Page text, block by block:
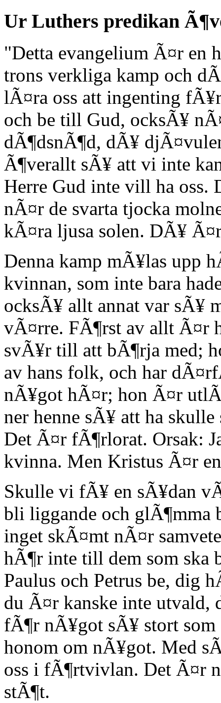
Ur Luthers predikan
"Detta evangelium Ã¤r en
trons verkliga kamp och
lÃ¤ra oss att ingenting
och be till Gud, ocksÃ¥
dÃ¶dsnÃ¶d, dÃ¥
Ã¶verallt sÃ¥ att vi inte
Herre Gud inte vill ha
nÃ¤r de svarta tjocka
kÃ¤ra ljusa solen. DÃ¥
Denna kamp mÃ¥las upp
kvinnan, som inte bara
ocksÃ¥ allt annat var sÃ¥
vÃ¤rre. FÃ¶rst av allt Ã¤r
svÃ¥r till att bÃ¶rja med;
av hans folk, och har
nÃ¥got hÃ¤r; hon Ã¤r
ner henne sÃ¥ att ha
Det Ã¤r fÃ¶rlorat. Orsak:
kvinna. Men Kristus Ã¤r
Skulle vi fÃ¥ en sÃ¥dan
bli liggande och glÃ¶mma
inget skÃ¤mt nÃ¤r
hÃ¶r inte till dem som
Paulus och Petrus be, dig
du Ã¤r kanske inte utvald,
fÃ¶r nÃ¥got sÃ¥ stort
honom om nÃ¥got. Med
oss i fÃ¶rtvivlan. Det Ã¤r
stÃ¶t.